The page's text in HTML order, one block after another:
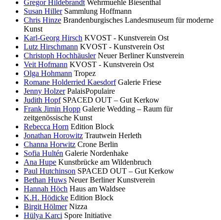
Gregor Hildebrandt Wehrmuehle Biesenthal
Susan Hiller Sammlung Hoffmann
Chris Hinze Brandenburgisches Landesmuseum für moderne
Kunst
Karl-Georg Hirsch KVOST - Kunstverein Ost
Lutz Hirschmann KVOST - Kunstverein Ost
Christoph Hochhäusler Neuer Berliner Kunstverein
Veit Hofmann KVOST - Kunstverein Ost
Olga Hohmann Tropez
Romane Holderried Kaesdorf Galerie Friese
Jenny Holzer PalaisPopulaire
Judith Hopf SPACED OUT – Gut Kerkow
Frank Jimin Hopp Galerie Wedding – Raum für
zeitgenössische Kunst
Rebecca Horn Edition Block
Jonathan Horowitz Trautwein Herleth
Channa Horwitz Crone Berlin
Sofia Hultén Galerie Nordenhake
Ana Hupe Kunstbrücke am Wildenbruch
Paul Hutchinson SPACED OUT – Gut Kerkow
Bethan Huws Neuer Berliner Kunstverein
Hannah Höch Haus am Waldsee
K.H. Hödicke Edition Block
Birgit Hölmer Nizza
Hülya Karci Spore Initiative